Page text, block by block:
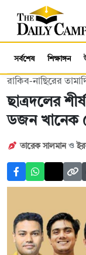
সর্বশেষ শিক্ষাঙ্গন
রাকিব-নাছিরের
ছাত্রদলের
ডজন খানেক
তারেক সালমানও